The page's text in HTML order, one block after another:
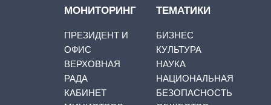
МОНИТОРИНГ
ПРЕЗИДЕНТ И
ОФИС
ВЕРХОВНАЯ
РАДА
КАБИНЕТ
ТЕМАТИКИ
БИЗНЕС
КУЛЬТУРА
НАУКА
НАЦИОНАЛЬНАЯ
БЕЗОПАСНОСТЬ